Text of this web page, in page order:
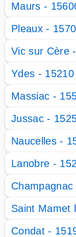
Maurs -
Pleaux -
Vic sur Cère
Ydes - 15210
Massiac -
Jussac -
Naucelles -
Lanobre -
Saint Mamet
Condat -